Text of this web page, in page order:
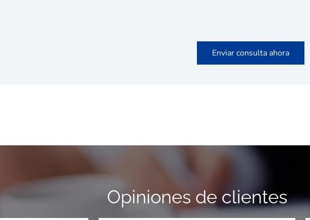
Enviar consulta ahora
Opiniones de clientes